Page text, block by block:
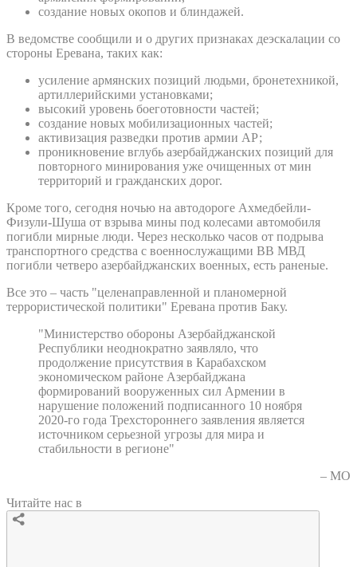
создание новых окопов и блиндажей.
В ведомстве сообщили и о других признаках деэскалации со
стороны Еревана, таких как:
усиление армянских позиций людьми, бронетехникой,
артиллерийскими установками;
высокий уровень боеготовности частей;
создание новых мобилизационных частей;
активизация разведки против армии АР;
проникновение вглубь азербайджанских позиций для
повторного минирования уже очищенных от мин
территорий и гражданских дорог.
Кроме того, сегодня ночью на автодороге Ахмедбейли-
Физули-Шуша от взрыва мины под колесами автомобиля
погибли мирные люди. Через несколько часов от подрыва
транспортного средства с военнослужащими ВВ МВД
погибли четверо азербайджанских военных, есть раненые.
Все это – часть "целенаправленной и планомерной
террористической политики" Еревана против Баку.
"Министерство обороны Азербайджанской
Республики неоднократно заявляло, что
продолжение присутствия в Карабахском
экономическом районе Азербайджана
формирований вооруженных сил Армении в
нарушение положений подписанного 10 ноября
2020-го года Трехстороннего заявления является
источником серьезной угрозы для мира и
стабильности в регионе"
– МО
Читайте нас в